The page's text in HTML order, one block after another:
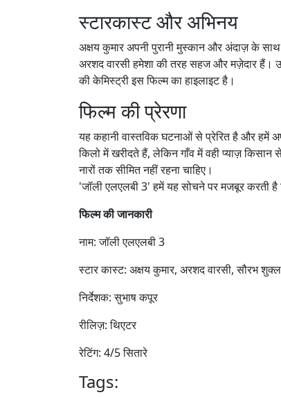
स्टारकास्ट और अभिनय
अक्षय कुमार अपनी पुरानी मुस्कान और अंदाज़ के
अरशद वारसी हमेशा की तरह सहज और मज़ेदार हैं।
की केमिस्ट्री इस फिल्म का हाइलाइट है।
फिल्म की प्रेरणा
यह कहानी वास्तविक घटनाओं से प्रेरित है और हमें
किलो में खरीदते हैं, लेकिन गाँव में वही प्याज़
नारों तक सीमित नहीं रहना चाहिए।
'जॉली एलएलबी 3' हमें यह सोचने पर मजबूर करती
फिल्म की जानकारी
नाम: जॉली एलएलबी 3
स्टार कास्ट: अक्षय कुमार, अरशद वारसी, सौरभ
निर्देशक: सुभाष कपूर
रीलिज़: थिएटर
रेटिंग: 4/5 सितारे
Tags: